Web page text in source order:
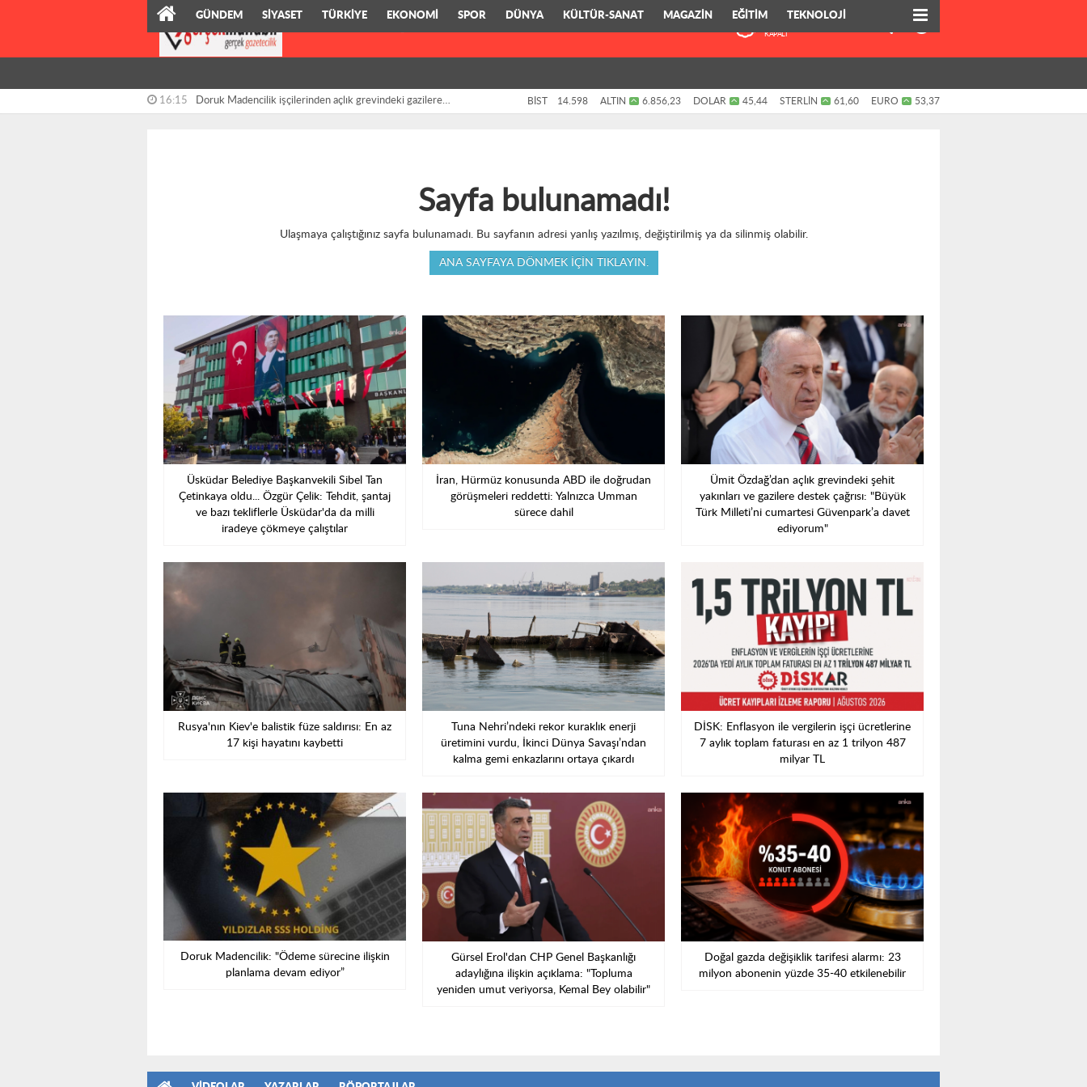
KAPALI
GÜNDEM SİYASET TÜRKİYE EKONOMİ SPOR DÜNYA KÜLTÜR-SANAT MAGAZİN EĞİTİM TEKNOLOJİ
16:15 Doruk Madencilik işçilerinden açlık grevindeki gazilere BİST 14.598 ALTIN 6.856,23 DOLAR 45,44 STERLİN 61,60 EURO 53,37
Sayfa bulunamadı!
Ulaşmaya çalıştığınız sayfa bulunamadı. Bu sayfanın adresi yanlış yazılmış, değiştirilmiş ya da silinmiş olabilir.
ANA SAYFAYA DÖNMEK IÇIN TIKLAYIN.
Üsküdar Belediye Başkanvekili Sibel Tan
Çetinkaya oldu... Özgür Çelik: Tehdit, şantaj
ve bazı tekliflerle Üsküdar'da da milli
iradeye çökmeye çalıştılar
İran, Hürmüz konusunda ABD ile doğrudan
görüşmeleri reddetti: Yalnızca Umman
sürece dahil
Ümit Özdağ’dan açlık grevindeki şehit
yakınları ve gazilere destek çağrısı: "Büyük
Türk Milleti’ni cumartesi Güvenpark’a davet
ediyorum"
Rusya'nın Kiev'e balistik füze saldırısı: En az
17 kişi hayatını kaybetti
Tuna Nehri’ndeki rekor kuraklık enerji
üretimini vurdu, İkinci Dünya Savaşı’ndan
kalma gemi enkazlarını ortaya çıkardı
DİSK: Enflasyon ile vergilerin işçi ücretlerine
7 aylık toplam faturası en az 1 trilyon 487
milyar TL
Doruk Madencilik: "Ödeme sürecine ilişkin
planlama devam ediyor”
Gürsel Erol'dan CHP Genel Başkanlığı
adaylığına ilişkin açıklama: "Topluma
yeniden umut veriyorsa, Kemal Bey olabilir"
Doğal gazda değişiklik tarifesi alarmı: 23
milyon abonenin yüzde 35-40 etkilenebilir